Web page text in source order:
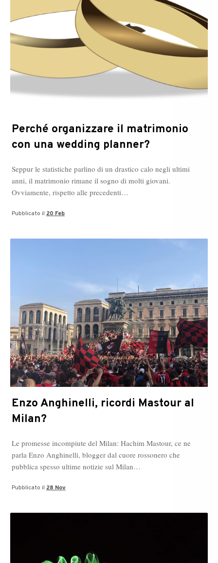
Perché organizzare il matrimonio
con una wedding planner?
Seppur le statistiche parlino di un drastico calo negli ultimi
anni, il matrimonio rimane il sogno di molti giovani.
Ovviamente, rispetto alle precedenti…
Pubblicato il 20 Feb
Enzo Anghinelli, ricordi Mastour al
Milan?
Le promesse incompiute del Milan: Hachim Mastour, ce ne
parla Enzo Anghinelli, blogger dal cuore rossonero che
pubblica spesso ultime notizie sul Milan…
Pubblicato il 28 Nov